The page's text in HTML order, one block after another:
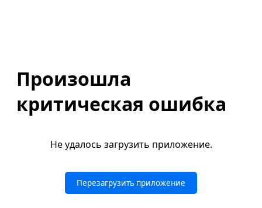
Произошла
критическая ошибка
Не удалось загрузить приложение.
Перезагрузить приложение